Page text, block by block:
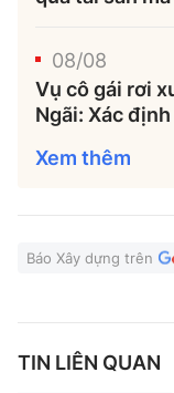
08/08
Vụ cô gái rơi
Ngãi: Xác
Xem thêm
Báo Xây dựng trên
TIN LIÊN QUAN